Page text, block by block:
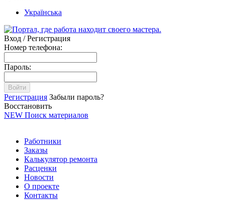
Українська
Вход / Регистрация
Номер телефона:
Пароль:
Войти
Регистрация Забыли пароль?
Восстановить
NEW Поиск материалов
Работники
Заказы
Калькулятор ремонта
Расценки
Новости
О проекте
Контакты